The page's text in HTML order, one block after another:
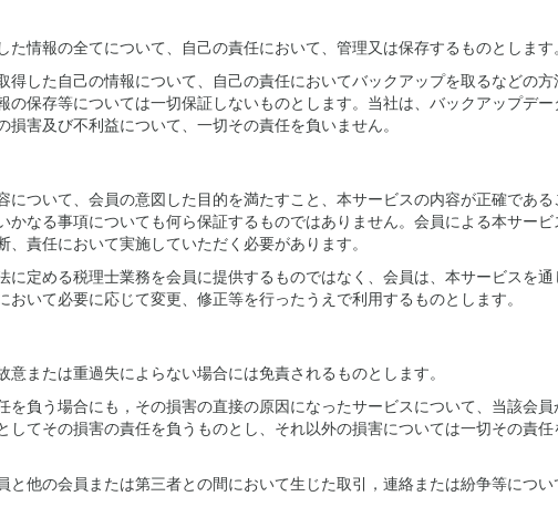
情報の全てについて、自己の責任において、管理又は保存するものとします。
した自己の情報について、自己の責任においてバックアップを取るなどの方
の保存等については一切保証しないものとします。当社は、バックアップデー
害及び不利益について、一切その責任を負いません。
ついて、会員の意図した目的を満たすこと、本サービスの内容が正確である
かなる事項についても何ら保証するものではありません。会員による本サービ
責任において実施していただく必要があります。
定める税理士業務を会員に提供するものではなく、会員は、本サービスを通
いて必要に応じて変更、修正等を行ったうえで利用するものとします。
または重過失によらない場合には免責されるものとします。
負う場合にも，その損害の直接の原因になったサービスについて、当該会員
してその損害の責任を負うものとし、それ以外の損害については一切その責任
他の会員または第三者との間において生じた取引，連絡または紛争等につい